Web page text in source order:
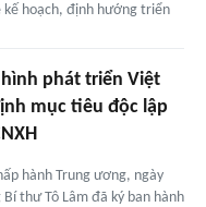
kế hoạch, định hướng triển
phát triển Việt
mục tiêu độc lập
hành Trung ương, ngày
thư Tô Lâm đã ký ban hành